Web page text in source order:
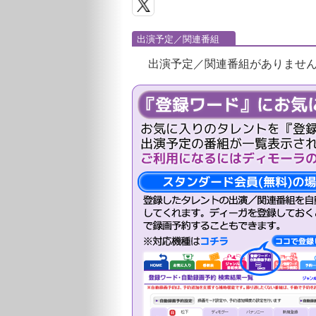
出演予定／関連番組
出演予定／関連番組がありませ